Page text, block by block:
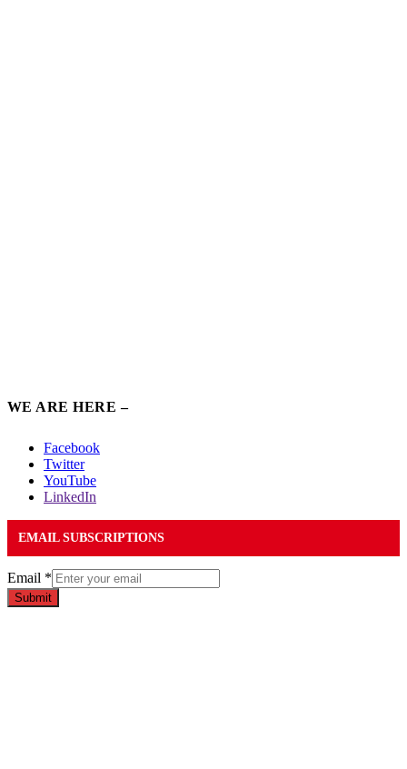
WE ARE HERE –
Facebook
Twitter
YouTube
LinkedIn
EMAIL SUBSCRIPTIONS
Email *
Submit